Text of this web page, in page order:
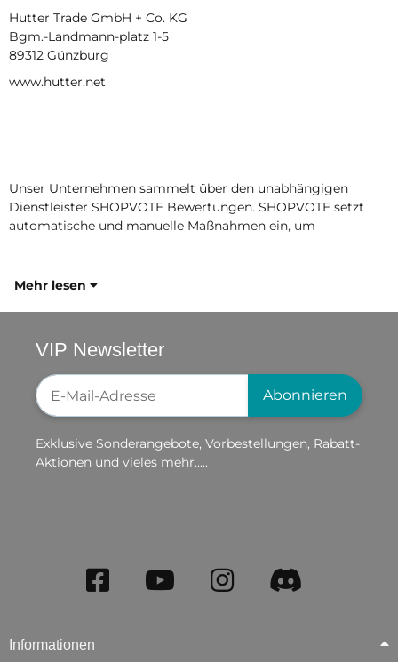
Hutter Trade GmbH + Co. KG
Bgm.-Landmann-platz 1-5
89312 Günzburg
www.hutter.net
Unser Unternehmen sammelt über den unabhängigen
Dienstleister SHOPVOTE Bewertungen. SHOPVOTE setzt
automatische und manuelle Maßnahmen ein, um
Mehr lesen
VIP Newsletter
Newsletter-Registrierung
Abonnieren
Exklusive Sonderangebote, Vorbestellungen, Rabatt-
Aktionen und vieles mehr.....
Informationen